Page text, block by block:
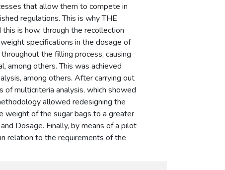
that allow them to compete in
regulations. This is why THE
is how, through the recollection
specifications in the dosage of
the filling process, causing
among others. This was achieved
among others. After carrying out
multicriteria analysis, which showed
allowed redesigning the
weight of the sugar bags to a greater
Dosage. Finally, by means of a pilot
relation to the requirements of the